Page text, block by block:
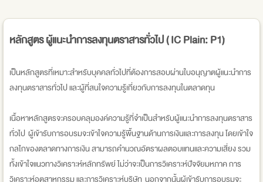
หลักสูตร ผู้แนะนำการลงทุนตราสารทั่วไป ( IC Plain: P1)
เป็นหลักสูตรที่เหมาะสำหรับบุคคลทั่วไปที่ต้องการสอบผ่านใบอนุญาตผู้แนะนำการ
ลงทุนตราสารทั่วไป และผู้ที่สนใจความรู้เกี่ยวกับการลงทุนในตลาดทุน
เนื้อหาหลักสูตรจะครอบคลุมองค์ความรู้ที่จำเป็นสำหรับผู้แนะนำการลงทุนตราสาร
ทั่วไป ผู้เข้ารับการอบรมจะเข้าใจความรู้พื้นฐานด้านการเงินและการลงทุน โดยเข้าใจ
กลไกของตลาดทางการเงิน สามารถคำนวณอัตราผลตอบแทนและความเสี่ยง รวม
ทั้งเข้าใจแนวทางวิเคราะห์หลักทรัพย์ ไม่ว่าจะเป็นการวิเคราะห์ปัจจัยมหภาค การ
วิเคราะห์อุตสาหกรรม และการวิเคราะห์บริษัท นอกจากนั้นผู้เข้ารับการอบรมจะ